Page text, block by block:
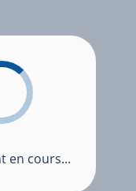
en cours...